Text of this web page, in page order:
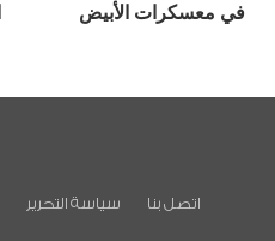
في معسكرات الأبيض
اتصل بنا سياسة التحرير